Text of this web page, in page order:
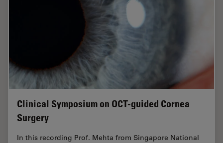
Clinical Symposium on OCT-guided Cornea
Surgery
In this recording Prof. Mehta from Singapore National